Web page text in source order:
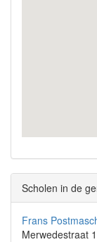
Scholen in de
Frans
Merwedestraat